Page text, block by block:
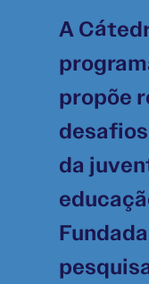
A
propõe
da